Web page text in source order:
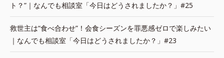
ト？”｜なんでも相談室「今日はどうされましたか？」#25
救世主は“食べ合わせ”！会食シーズンを罪悪感ゼロで楽しみたい
｜なんでも相談室「今日はどうされましたか？」#23